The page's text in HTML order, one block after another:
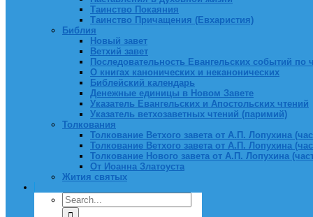
Таинство Покаяния
Таинство Причащения (Евхаристия)
Библия
Новый завет
Ветхий завет
Последовательность Евангельских событий по
О книгах канонических и неканонических
Библейский календарь
Денежные единицы в Новом Завете
Указатель Евангельских и Апостольских чтений
Указатель ветхозаветных чтений (паримий)
Толкования
Толкование Ветхого завета от А.П. Лопухина
Толкование Ветхого завета от А.П. Лопухина
Толкование Нового завета от А.П. Лопухина
От Иоанна Златоуста
Жития святых